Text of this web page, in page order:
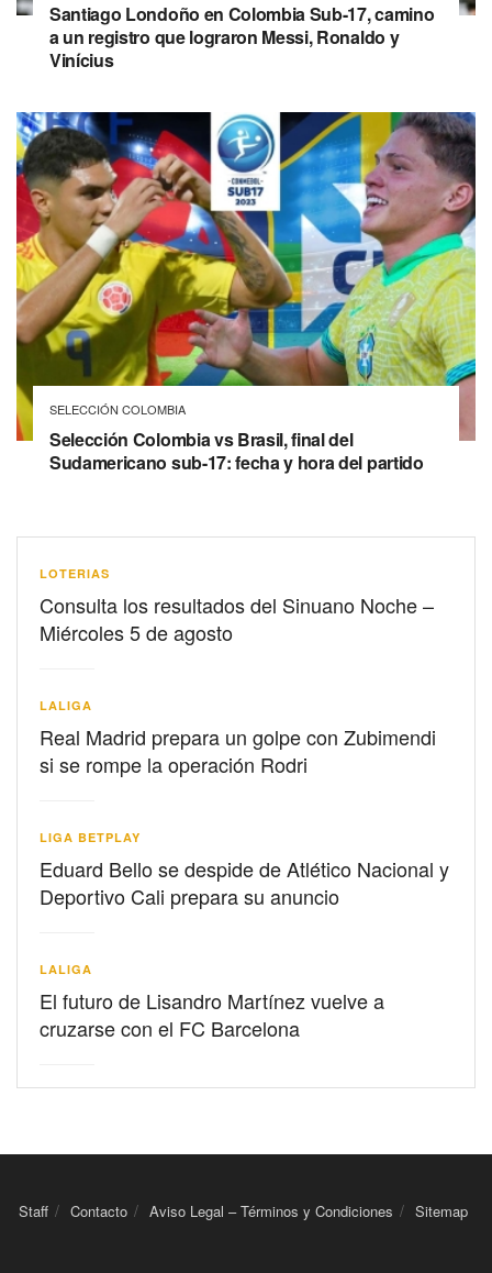
Santiago Londoño en Colombia Sub-17, camino
a un registro que lograron Messi, Ronaldo y
Vinícius
SELECCIÓN COLOMBIA
Selección Colombia vs Brasil, final del
Sudamericano sub-17: fecha y hora del partido
LOTERIAS
Consulta los resultados del Sinuano Noche –
Miércoles 5 de agosto
LALIGA
Real Madrid prepara un golpe con Zubimendi
si se rompe la operación Rodri
LIGA BETPLAY
Eduard Bello se despide de Atlético Nacional y
Deportivo Cali prepara su anuncio
LALIGA
El futuro de Lisandro Martínez vuelve a
cruzarse con el FC Barcelona
Staff Contacto Aviso Legal – Términos y Condiciones Sitemap